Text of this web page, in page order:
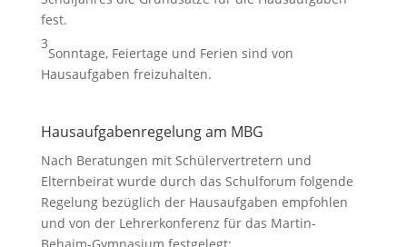
fest.
3
Sonntage, Feiertage und Ferien sind von
Hausaufgaben freizuhalten.
Hausaufgabenregelung am MBG
Nach Beratungen mit Schülervertretern und
Elternbeirat wurde durch das Schulforum folgende
Regelung bezüglich der Hausaufgaben empfohlen
und von der Lehrerkonferenz für das Martin-